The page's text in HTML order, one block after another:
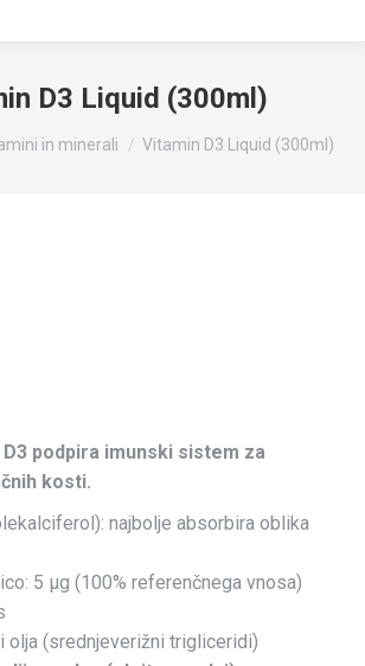
D3 Liquid (300ml)
in minerali Vitamin D3 Liquid (300ml)
podpira imunski sistem za
kosti.
najbolje absorbira oblika
5 μg (100% referenčnega vnosa)
olja (srednjeverižni trigliceridi)